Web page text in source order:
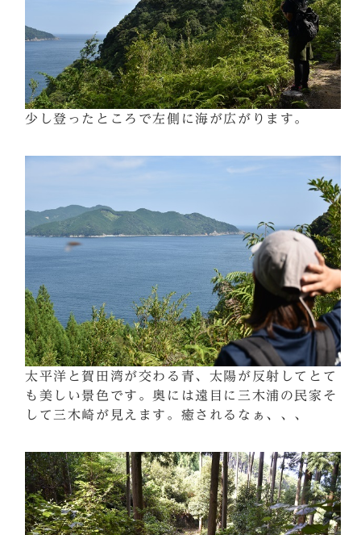
少し登ったところで左側に海が広がります。
太平洋と賀田湾が交わる青、太陽が反射してとて
も美しい景色です。奥には遠目に三木浦の民家そ
して三木崎が見えます。癒されるなぁ、、、